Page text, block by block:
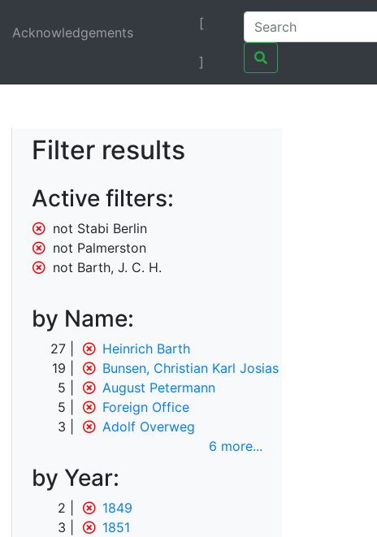
Acknowledgements
[
]
Filter results
Active filters:
not Stabi Berlin
not Palmerston
not Barth, J. C. H.
by Name:
27
Heinrich Barth
19
Bunsen, Christian Karl Josias von
5
August Petermann
5
Foreign Office
3
Adolf Overweg
6 more...
by Year:
2
1849
3
1851